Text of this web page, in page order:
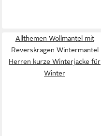
Allthemen Wollmantel mit
Reverskragen Wintermantel
Herren kurze Winterjacke für
Winter